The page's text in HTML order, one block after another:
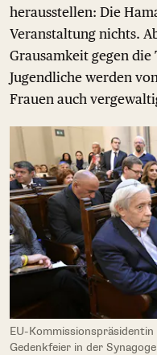
herausstellen: Die
Veranstaltung nichts.
Grausamkeit gegen
Jugendliche werden
Frauen auch
EU-
Gedenkfeier in der